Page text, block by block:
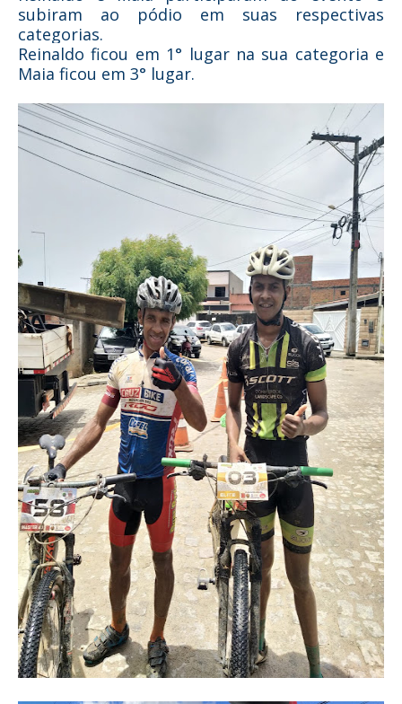
subiram ao pódio em suas respectivas
categorias.
Reinaldo ficou em 1° lugar na sua categoria e
Maia ficou em 3° lugar.